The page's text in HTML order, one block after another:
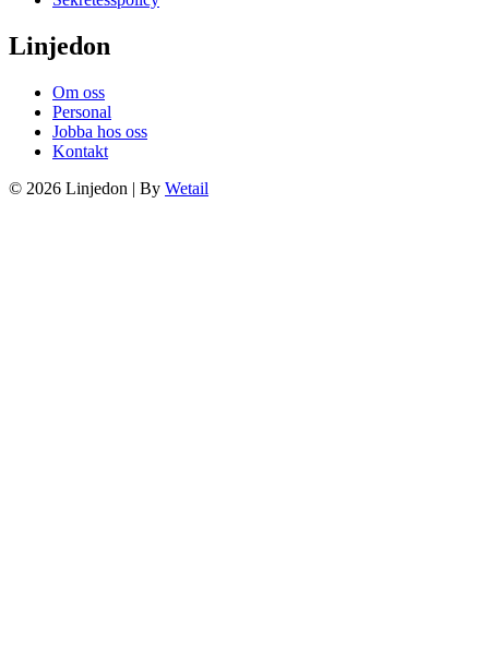
Linjedon
Om oss
Personal
Jobba hos oss
Kontakt
© 2026 Linjedon | By Wetail